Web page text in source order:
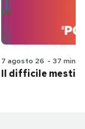
7 agosto 26 - 37 min
Il difficile